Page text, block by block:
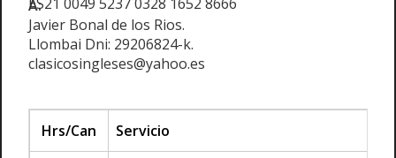
A:
Javier Bonal de los Rios.
Llombai Dni: 29206824-k.
clasicosingleses@yahoo.es
Hrs/Can Servicio